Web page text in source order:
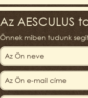
Az AESCULUS
Önnek miben tudunk